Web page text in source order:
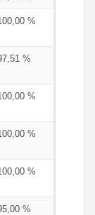
%
%
%
%
%
%